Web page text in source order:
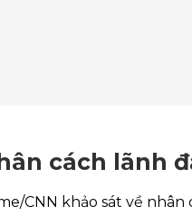
cách lãnh
CNN khảo sát về nhân